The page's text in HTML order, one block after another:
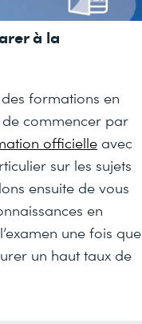
à la
formations en
commencer par
officielle avec
sur les sujets
ensuite de vous
en
une fois que
un haut taux de